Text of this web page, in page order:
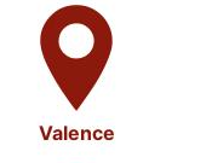
Valence